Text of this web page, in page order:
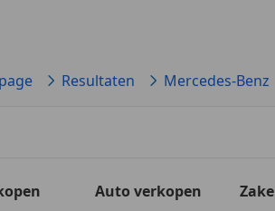
Resultaten Mercedes-Benz
Auto verkopen